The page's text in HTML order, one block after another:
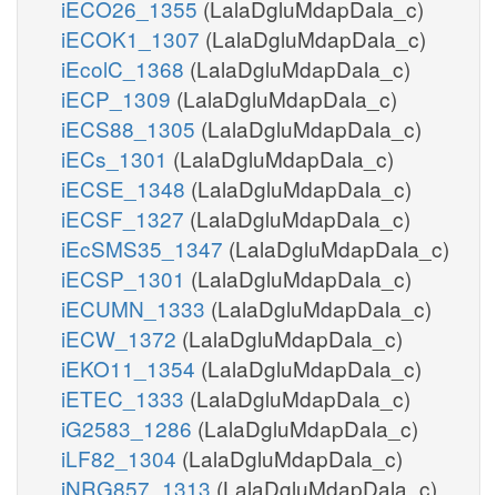
iECO26_1355 (LalaDgluMdapDala_c)
iECOK1_1307 (LalaDgluMdapDala_c)
iEcolC_1368 (LalaDgluMdapDala_c)
iECP_1309 (LalaDgluMdapDala_c)
iECS88_1305 (LalaDgluMdapDala_c)
iECs_1301 (LalaDgluMdapDala_c)
iECSE_1348 (LalaDgluMdapDala_c)
iECSF_1327 (LalaDgluMdapDala_c)
iEcSMS35_1347 (LalaDgluMdapDala_c)
iECSP_1301 (LalaDgluMdapDala_c)
iECUMN_1333 (LalaDgluMdapDala_c)
iECW_1372 (LalaDgluMdapDala_c)
iEKO11_1354 (LalaDgluMdapDala_c)
iETEC_1333 (LalaDgluMdapDala_c)
iG2583_1286 (LalaDgluMdapDala_c)
iLF82_1304 (LalaDgluMdapDala_c)
iNRG857_1313 (LalaDgluMdapDala_c)